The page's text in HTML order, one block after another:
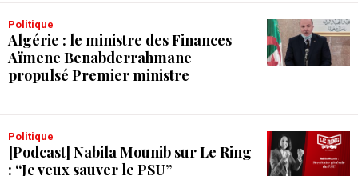
Politique
Algérie : le ministre des Finances
Aïmene Benabderrahmane
propulsé Premier ministre
Politique
[Podcast] Nabila Mounib sur Le Ring
: “Je veux sauver le PSU”